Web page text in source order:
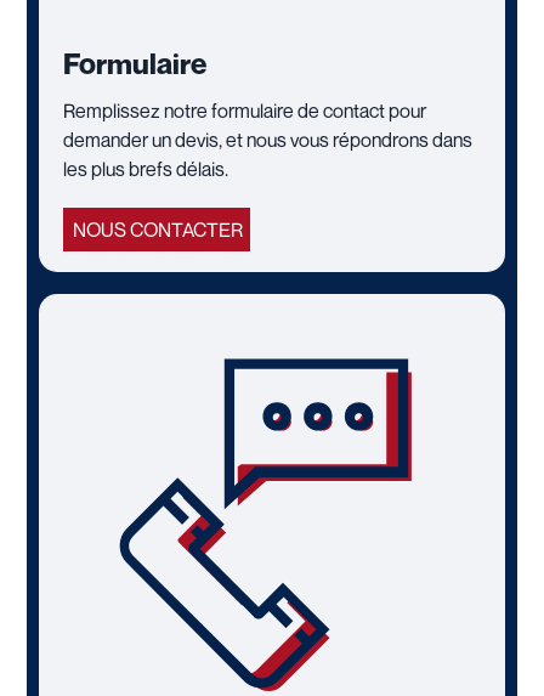
Formulaire
Remplissez notre formulaire de contact pour
demander un devis, et nous vous répondrons dans
les plus brefs délais.
NOUS CONTACTER